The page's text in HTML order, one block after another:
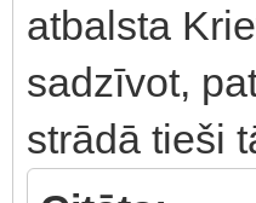
atbalsta
sadzīvot,
strādā tieši